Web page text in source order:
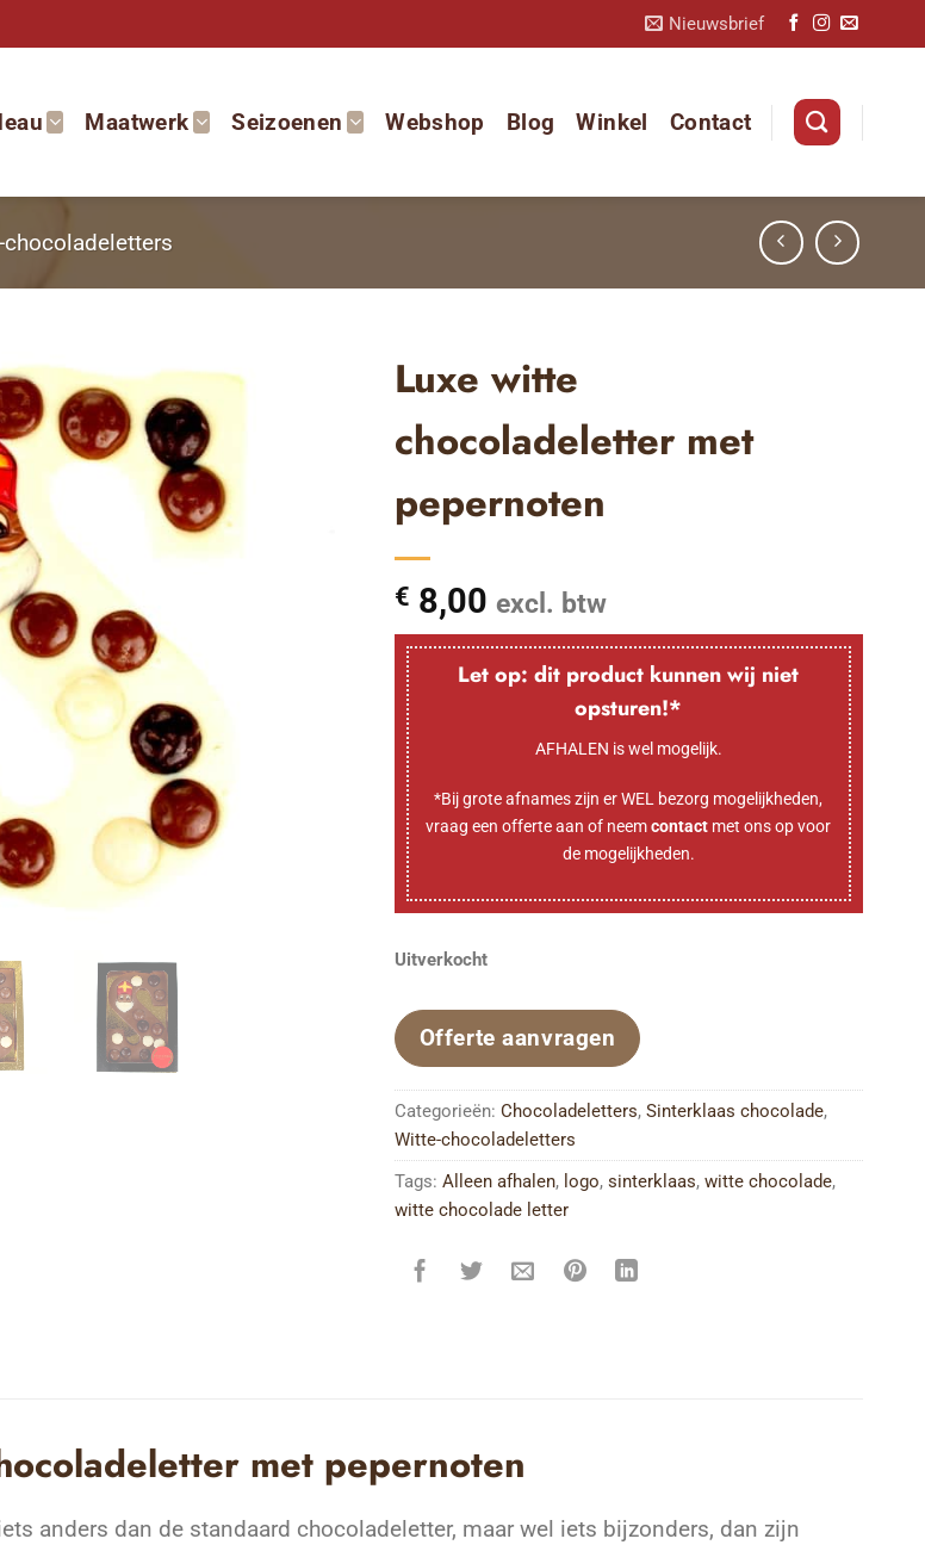
Nieuwsbrief
Maatwerk Seizoenen Webshop Blog Winkel Contact
chocoladeletters
Luxe witte
chocoladeletter met
pepernoten
€ 8,00 excl. btw
Let op: dit product kunnen wij niet
opsturen!*
AFHALEN is wel mogelijk.
*Bij grote afnames zijn er WEL bezorg mogelijkheden,
vraag een offerte aan of neemcontact met ons op voor
de mogelijkheden.
Uitverkocht
Offerte aanvragen
Categorieën: Chocoladeletters, Sinterklaas chocolade,
Witte-chocoladeletters
Tags: Alleen afhalen, logo, sinterklaas, witte chocolade,
witte chocolade letter
met pepernoten
anders dan de standaard chocoladeletter, maar wel iets bijzonders, dan zijn